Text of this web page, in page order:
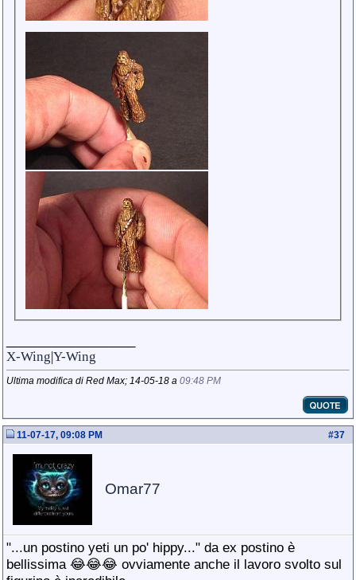
X-Wing|Y-Wing
Ultima modifica di Red Max; 14-05-18 a 09:48 PM
#37
11-07-17, 09:08 PM
Omar77
"...un postino yeti un po' hippy..." da ex postino è
bellissima 😂😂😂 ovviamente anche il lavoro svolto sul